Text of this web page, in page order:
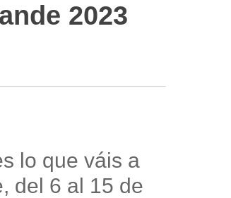
2023
lo que váis a
del 6 al 15 de